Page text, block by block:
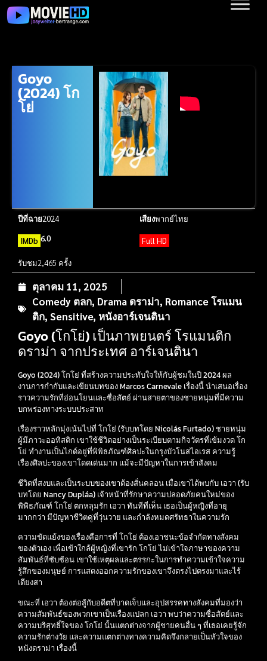
Goyo
(2024) โก
โย่
ปีที่ฉาย2024 เสียงพากย์ไทย
IMDb 6.0 Full HD
รับชม2,465 ครั้ง
ตุลาคม 11, 2025
Comedy ตลก, Drama ดราม่า, Romance โรแมน
ติก, Sensitive, หนังอาร์เจนตินา
Goyo (โกโย่) เป็นภาพยนตร์ โรแมนติก
ดราม่า จากประเทศ อาร์เจนตินา
Goyo (2024) โกโย่ ที่สร้างความประทับใจให้กับผู้ชมในปี 2024 ผล
งานการกำกับและเขียนบทของ Marcos Carnevale เรื่องนี้ นำเสนอเรื่อง
ราวความรักที่อ่อนโยนและซื่อสัตย์ ผ่านสายตาของชายหนุ่มที่มีความ
บกพร่องทางระบบประสาท
เรื่องราวหลักมุ่งเน้นไปที่ โกโย่ (รับบทโดย Nicolás Furtado) ชายหนุ่ม
ผู้มีภาวะออทิสติก เขาใช้ชีวิตอย่างเป็นระเบียบตามกิจวัตรที่เข้มงวด โก
โย่ ทำงานเป็นไกด์อยู่ที่พิพิธภัณฑ์ศิลปะในกรุงบัวโนสไอเรส ความรู้
เรื่องศิลปะของเขาโดดเด่นมาก แม้จะมีปัญหาในการเข้าสังคม
ชีวิตที่สงบและเป็นระบบของเขาต้องสั่นคลอน เมื่อเขาได้พบกับ เอวา (รับ
บทโดย Nancy Dupláa) เจ้าหน้าที่รักษาความปลอดภัยคนใหม่ของ
พิพิธภัณฑ์ โกโย่ ตกหลุมรัก เอวา ทันทีที่เห็น เธอเป็นผู้หญิงที่อายุ
มากกว่า มีปัญหาชีวิตคู่ที่วุ่นวาย และกำลังหมดศรัทธาในความรัก
ความขัดแย้งของเรื่องคือการที่ โกโย่ ต้องเอาชนะข้อจำกัดทางสังคม
ของตัวเอง เพื่อเข้าใกล้ผู้หญิงที่เขารัก โกโย่ ไม่เข้าใจภาษาของความ
สัมพันธ์ที่ซับซ้อน เขาใช้เหตุผลและตรรกะในการทำความเข้าใจความ
รู้สึกของมนุษย์ การแสดงออกความรักของเขาจึงตรงไปตรงมาและไร้
เดียงสา
ขณะที่ เอวา ต้องต่อสู้กับอดีตที่บาดเจ็บและอุปสรรคทางสังคมที่มองว่า
ความสัมพันธ์ของพวกเขาเป็นเรื่องแปลก เอวา พบว่าความซื่อสัตย์และ
ความบริสุทธิ์ใจของ โกโย่ นั้นแตกต่างจากผู้ชายคนอื่น ๆ ที่เธอเคยรู้จัก
ความรักต่างวัย และความแตกต่างทางความคิดจึงกลายเป็นหัวใจของ
หนังดราม่า เรื่องนี้